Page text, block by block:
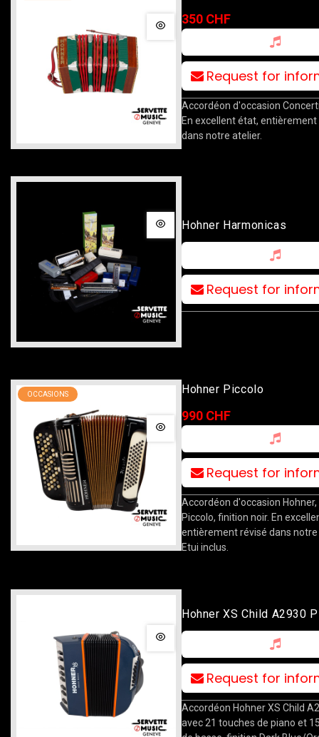
350 CHF
Request for
Accordéon d'occasion
En excellent état, entièrement
dans notre atelier.
Hohner Harmonicas
Request for
OCCASIONS Hohner Piccolo
990 CHF
Request for
Accordéon d'occasion
Piccolo, finition noir. En
entièrement révisé dans notre
Etui inclus.
Hohner XS Child A2930
Request for
Accordéon Hohner XS Child
avec 21 touches de piano et